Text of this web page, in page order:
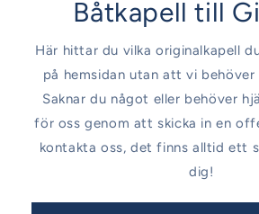
Båtkapell till
Här hittar du vilka originalkapell
på hemsidan utan att vi behöver
Saknar du något eller behöver
för oss genom att skicka in en
kontakta oss, det finns alltid ett
dig!